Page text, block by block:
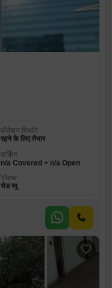
पॉसेशन स्थिति
रहने के लिए तैयार
पार्किंग
n/a Covered + n/a Open
View
रोड व्यू